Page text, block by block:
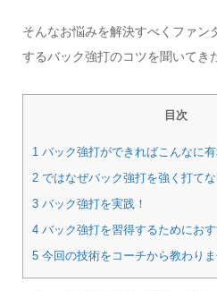
そんなお悩みを解決すべくファン
するバック強打のコツを聞いてき
目次
1 バック強打ができればこんなに有
2 ではなぜバック強打を強く打て
3 バック強打を実践！
4 バック強打を習得するためにお
5 今回の技術をコーチから教わりま